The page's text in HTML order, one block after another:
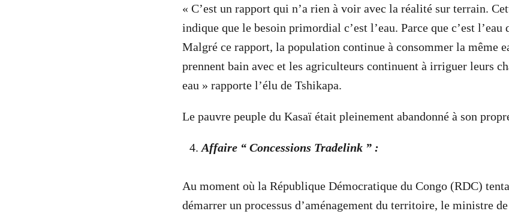
« C’est un rapport qui n’a rien à voir avec la réalité sur terrain.
indique que le besoin primordial c’est l’eau. Parce que c’est l’eau
Malgré ce rapport, la population continue à consommer la même
prennent bain avec et les agriculteurs continuent à irriguer leurs
eau » rapporte l’élu de Tshikapa.
Le pauvre peuple du Kasaï était pleinement abandonné à son
Affaire “ Concessions Tradelink ” :
Au moment où la République Démocratique du Congo (RDC)
démarrer un processus d’aménagement du territoire, le ministre